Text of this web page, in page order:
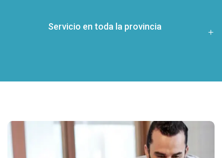
Servicio en toda la provincia